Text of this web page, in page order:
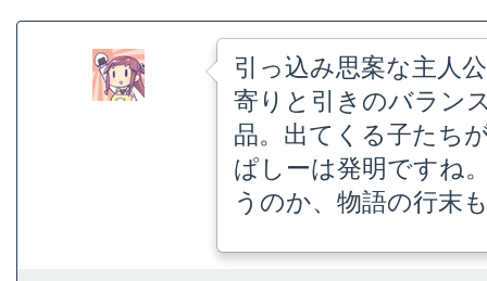
引っ込み思案な主人
寄りと引きのバラン
品。出てくる子たち
ぱしーは発明ですね
うのか、物語の行末